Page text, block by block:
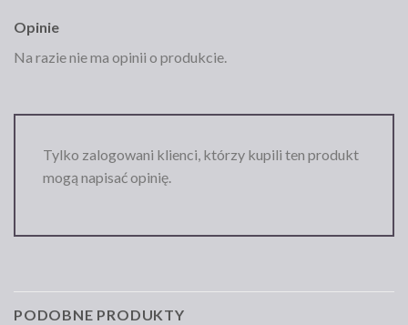
Opinie
Na razie nie ma opinii o produkcie.
Tylko zalogowani klienci, którzy kupili ten produkt
mogą napisać opinię.
PODOBNE PRODUKTY